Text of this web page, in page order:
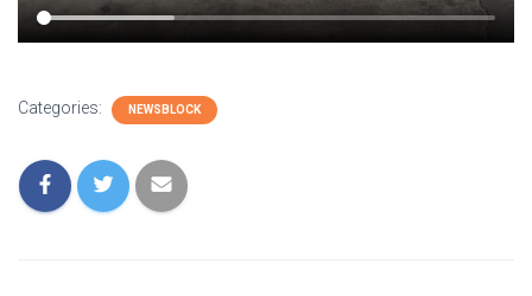
Categories: NEWSBLOCK